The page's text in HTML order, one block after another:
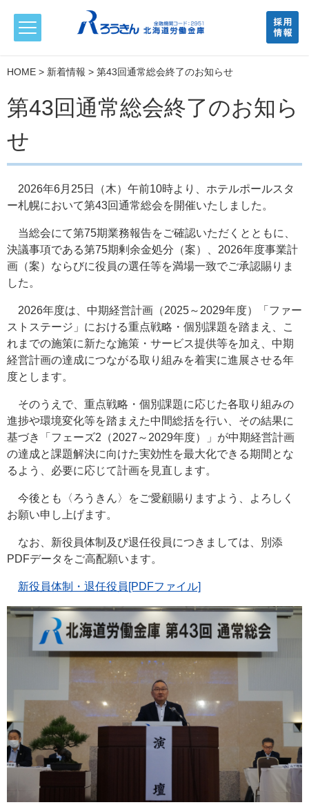
HOME > 新着情報 > 第43回通常総会終了のお知らせ
第43回通常総会終了のお知ら
せ
2026年6月25日（木）午前10時より、ホテルポールスタ
ー札幌において第43回通常総会を開催いたしました。
当総会にて第75期業務報告をご確認いただくとともに、
決議事項である第75期剰余金処分（案）、2026年度事業計
画（案）ならびに役員の選任等を満場一致でご承認賜りま
した。
2026年度は、中期経営計画（2025～2029年度）「ファー
ストステージ」における重点戦略・個別課題を踏まえ、こ
れまでの施策に新たな施策・サービス提供等を加え、中期
経営計画の達成につながる取り組みを着実に進展させる年
度とします。
そのうえで、重点戦略・個別課題に応じた各取り組みの
進捗や環境変化等を踏まえた中間総括を行い、その結果に
基づき「フェーズ2（2027～2029年度）」が中期経営計画
の達成と課題解決に向けた実効性を最大化できる期間とな
るよう、必要に応じて計画を見直します。
今後とも〈ろうきん〉をご愛顧賜りますよう、よろしく
お願い申し上げます。
なお、新役員体制及び退任役員につきましては、別添
PDFデータをご高配願います。
新役員体制・退任役員[PDFファイル]